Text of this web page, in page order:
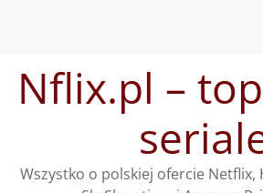
treściNflix.pl –
Wszystko o polskiej ofercie Netflix,